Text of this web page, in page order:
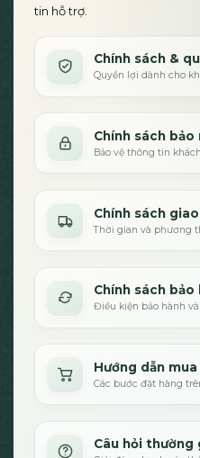
tin hỗ trợ.
Chính sách &
Quyền lợi dành cho
Chính sách bảo
Bảo vệ thông tin
Chính sách
Thời gian và phương
Chính sách bảo
Điều kiện bảo hành
Hướng dẫn
Các bước đặt hàng
Câu hỏi thường